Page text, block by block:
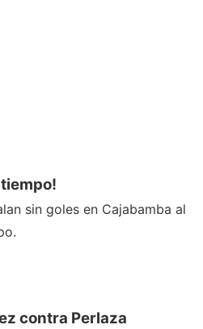
sin goles en Cajabamba al
contra Perlaza